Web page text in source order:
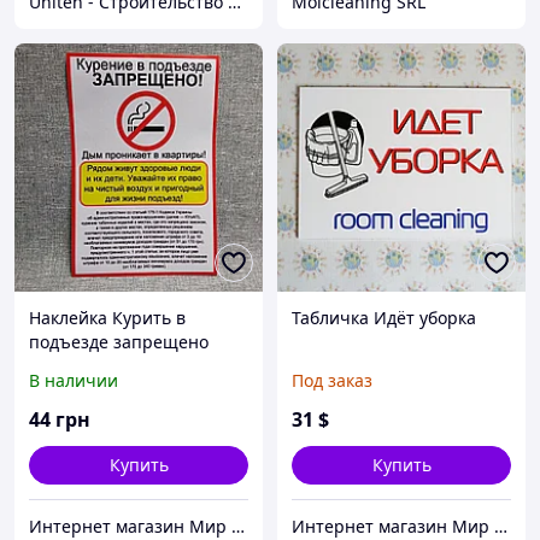
Наклейка Курить в
подъезде запрещено
В наличии
44 грн
Купить
Интернет магазин Мир стендов. Товары из Украины
Табличка Идёт уборка
Под заказ
31 $
Купить
Интернет магазин Мир стендов. Товары из Украины